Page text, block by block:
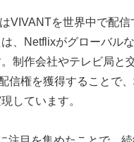
VIVANTを世界中で配信
、Netflixがグローバル
制作会社やテレビ局と
信権を獲得することで
しています。